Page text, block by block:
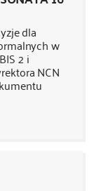
dla
w
2 i
NCN